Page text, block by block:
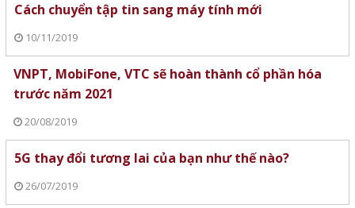
Cách chuyển tập tin sang máy tính mới
10/11/2019
VNPT, MobiFone, VTC sẽ hoàn thành cổ phần hóa
trước năm 2021
20/08/2019
5G thay đổi tương lai của bạn như thế nào?
26/07/2019